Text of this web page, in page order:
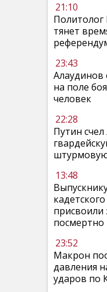
21:10
тянет
23:43
на поле
человек
22:28
Путин
13:48
присвоили
посмертно
23:52
Макрон
давления
ударов по